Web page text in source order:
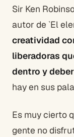
Sir Ken
autor de `El
creatividad
liberadoras
dentro y
hay en sus
Es muy cierto
gente no